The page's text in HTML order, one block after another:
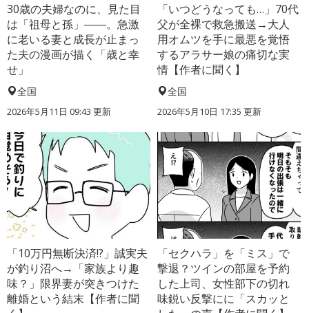
30歳の夫婦なのに、見た目
は「祖母と孫」――。急激
に老いる妻と成長が止まっ
た夫の漫画が描く「歳と幸
せ」
全国
2026年5月11日 09:43 更新
「いつどうなっても…」70代
父が全裸で救急搬送→大人
用オムツを手に最悪を覚悟
するアラサー娘の痛切な実
情【作者に聞く】
全国
2026年5月10日 17:35 更新
「10万円無断決済!?」誠実夫
が釣り沼へ→「家族より趣
味？」限界妻が突きつけた
離婚という結末【作者に聞
「セクハラ」を「ミス」で
撃退？ツインの部屋を予約
した上司、女性部下の切れ
味鋭い反撃にに「スカッと